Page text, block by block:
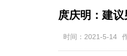
庹庆明：建议
时间：2021-5-14